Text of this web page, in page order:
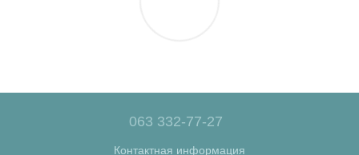
063 332-77-27
Контактная информация